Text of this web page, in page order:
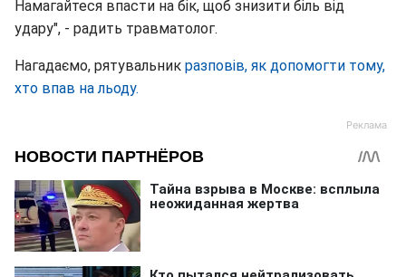
Намагайтеся впасти на бік, щоб знизити біль від
удару", - радить травматолог.
Нагадаємо, рятувальник разповів, як допомогти тому,
хто впав на льоду.